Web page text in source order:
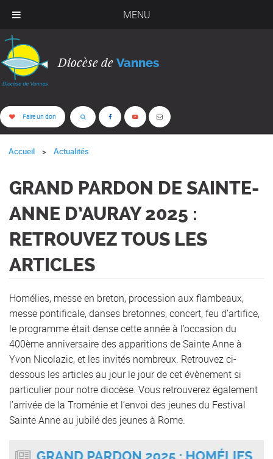
MENU
Diocèse de Vannes
Faire un don
Accueil Actualités
GRAND PARDON DE SAINTE-
ANNE D’AURAY 2025 :
RETROUVEZ TOUS LES
ARTICLES
Homélies, messe en breton, procession aux flambeaux,
messe pontificale, danses bretonnes, concert, feu d’artifice,
le programme était dense cette année à l’occasion du
400ème anniversaire des apparitions de Sainte Anne à
Yvon Nicolazic, et les invités nombreux. Retrouvez ci-
dessous les articles au jour le jour de cet évènement si
particulier pour notre diocèse. Vous retrouverez également
l’arrivée de la Troménie et l’envoi des jeunes du Festival
Sainte Anne au jubilé des jeunes à Rome.